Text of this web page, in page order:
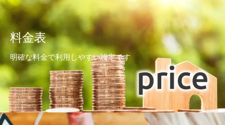
料金表
明確な料金で利用しやすい設定です